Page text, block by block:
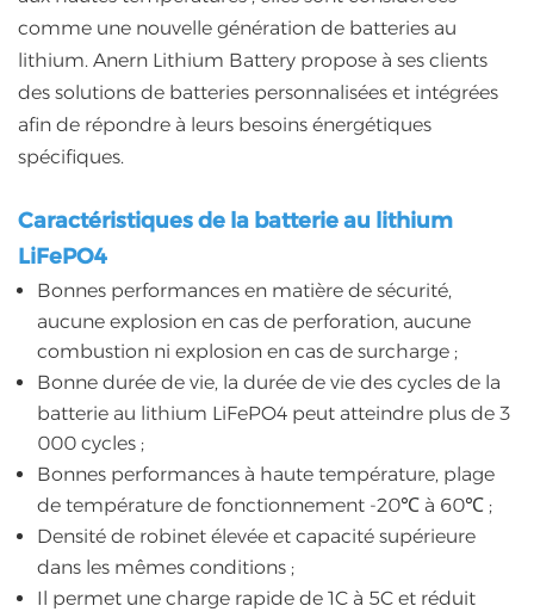
comme une nouvelle génération de batteries au
lithium. Anern Lithium Battery propose à ses clients
des solutions de batteries personnalisées et intégrées
afin de répondre à leurs besoins énergétiques
spécifiques.
Caractéristiques de la batterie au lithium
LiFePO4
Bonnes performances en matière de sécurité,
aucune explosion en cas de perforation, aucune
combustion ni explosion en cas de surcharge ;
Bonne durée de vie, la durée de vie des cycles de la
batterie au lithium LiFePO4 peut atteindre plus de 3
000 cycles ;
Bonnes performances à haute température, plage
de température de fonctionnement -20℃ à 60℃ ;
Densité de robinet élevée et capacité supérieure
dans les mêmes conditions ;
Il permet une charge rapide de 1C à 5C et réduit